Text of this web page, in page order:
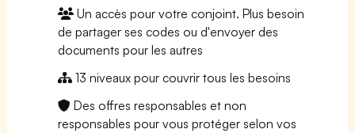
Un accès pour votre conjoint. Plus besoin
de partager ses codes ou d'envoyer des
documents pour les autres
13 niveaux pour couvrir tous les besoins
Des offres responsables et non
responsables pour vous protéger selon vos